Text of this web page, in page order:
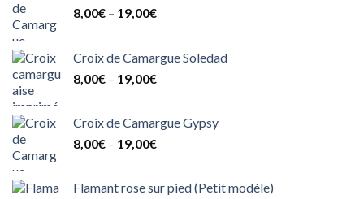
8,00€ – 19,00€
Croix de Camargue Soledad
8,00€ – 19,00€
Croix de Camargue Gypsy
8,00€ – 19,00€
Flamant rose sur pied (Petit modèle)